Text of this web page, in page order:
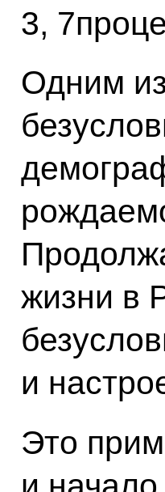
3,
Одним
жизни в
и
Это